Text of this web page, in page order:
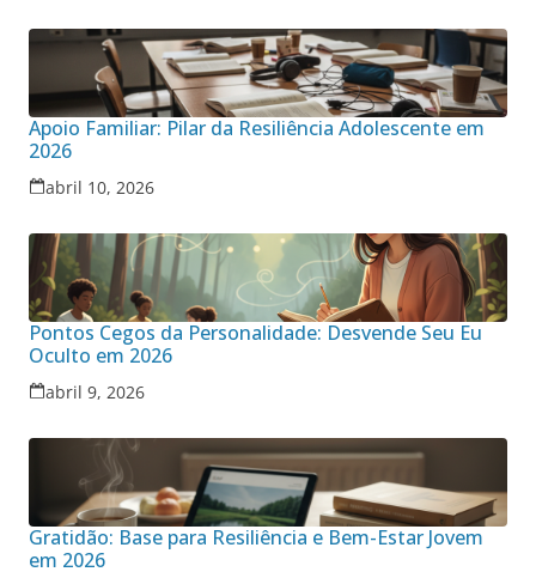
Apoio Familiar: Pilar da Resiliência Adolescente em
2026
abril 10, 2026
Pontos Cegos da Personalidade: Desvende Seu Eu
Oculto em 2026
abril 9, 2026
Gratidão: Base para Resiliência e Bem-Estar Jovem
em 2026